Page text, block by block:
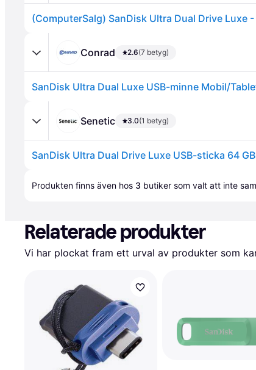
Conrad 2.6(7 betyg)
Senetic 3.0(1 betyg)
Produkten finns även hos 3 butiker som valt att inte
Relaterade produkter
Vi har plockat fram ett urval av produkter som